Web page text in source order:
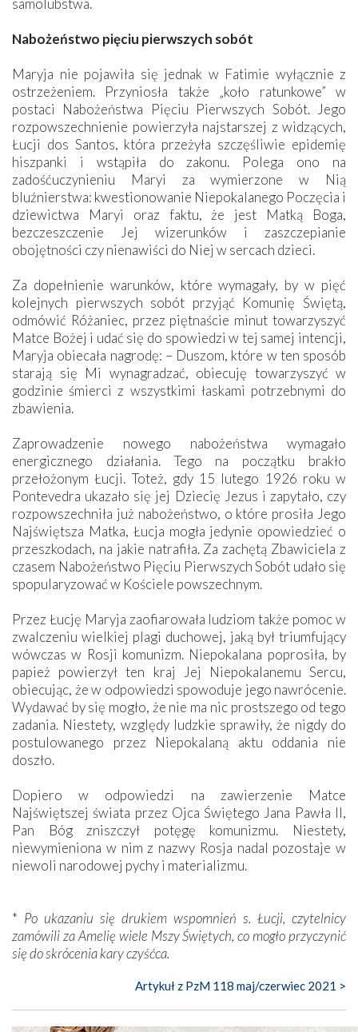
samolubstwa.
Nabożeństwo pięciu pierwszych sobót
Maryja nie pojawiła się jednak w Fatimie wyłącznie z
ostrzeżeniem. Przyniosła także „koło ratunkowe” w
postaci Nabożeństwa Pięciu Pierwszych Sobót. Jego
rozpowszechnienie powierzyła najstarszej z widzących,
Łucji dos Santos, która przeżyła szczęśliwie epidemię
hiszpanki i wstąpiła do zakonu. Polega ono na
zadośćuczynieniu Maryi za wymierzone w Nią
bluźnierstwa: kwestionowanie Niepokalanego Poczęcia i
dziewictwa Maryi oraz faktu, że jest Matką Boga,
bezczeszczenie Jej wizerunków i zaszczepianie
obojętności czy nienawiści do Niej w sercach dzieci.
Za dopełnienie warunków, które wymagały, by w pięć
kolejnych pierwszych sobót przyjąć Komunię Świętą,
odmówić Różaniec, przez piętnaście minut towarzyszyć
Matce Bożej i udać się do spowiedzi w tej samej intencji,
Maryja obiecała nagrodę: – Duszom, które w ten sposób
starają się Mi wynagradzać, obiecuję towarzyszyć w
godzinie śmierci z wszystkimi łaskami potrzebnymi do
zbawienia.
Zaprowadzenie nowego nabożeństwa wymagało
energicznego działania. Tego na początku brakło
przełożonym Łucji. Toteż, gdy 15 lutego 1926 roku w
Pontevedra ukazało się jej Dziecię Jezus i zapytało, czy
rozpowszechniła już nabożeństwo, o które prosiła Jego
Najświętsza Matka, Łucja mogła jedynie opowiedzieć o
przeszkodach, na jakie natrafiła. Za zachętą Zbawiciela z
czasem Nabożeństwo Pięciu Pierwszych Sobót udało się
spopularyzować w Kościele powszechnym.
Przez Łucję Maryja zaofiarowała ludziom także pomoc w
zwalczeniu wielkiej plagi duchowej, jaką był triumfujący
wówczas w Rosji komunizm. Niepokalana poprosiła, by
papież powierzył ten kraj Jej Niepokalanemu Sercu,
obiecując, że w odpowiedzi spowoduje jego nawrócenie.
Wydawać by się mogło, że nie ma nic prostszego od tego
zadania. Niestety, względy ludzkie sprawiły, że nigdy do
postulowanego przez Niepokalaną aktu oddania nie
doszło.
Dopiero w odpowiedzi na zawierzenie Matce
Najświętszej świata przez Ojca Świętego Jana Pawła II,
Pan Bóg zniszczył potęgę komunizmu. Niestety,
niewymieniona w nim z nazwy Rosja nadal pozostaje w
niewoli narodowej pychy i materializmu.
* Po ukazaniu się drukiem wspomnień s. Łucji, czytelnicy
zamówili za Amelię wiele Mszy Świętych, co mogło przyczynić
się do skrócenia kary czyśćca.
Artykuł z PzM 118 maj/czerwiec 2021 >